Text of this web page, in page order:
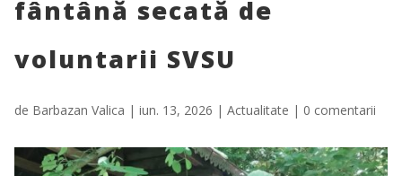
fântână secată de
voluntarii SVSU
de Barbazan Valica | iun. 13, 2026 | Actualitate | 0 comentarii